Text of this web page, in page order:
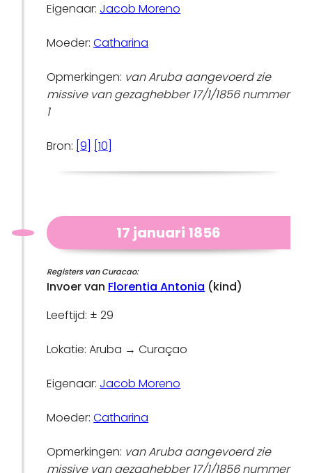
Eigenaar: Jacob Moreno
Moeder:Catharina
Opmerkingen: van Aruba aangevoerd zie
missive van gezaghebber 17/1/1856 nummer
1
Bron: [9] [10]
17 januari 1856
Registers van Curacao:
Invoer van Florentia Antonia (kind)
Leeftijd: ± 29
Lokatie: Aruba → Curaçao
Eigenaar: Jacob Moreno
Moeder:Catharina
Opmerkingen: van Aruba aangevoerd zie
missive van gezaghebber 17/1/1856 nummer